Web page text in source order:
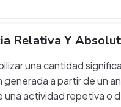
Relativa Y
una cantidad
a partir de un
una actividad repetiva o